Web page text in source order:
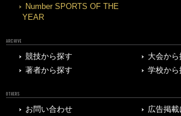
Number SPORTS OF THE
YEAR
ARCHIVE
競技から探す
大会から
著者から探す
学校から
OTHERS
お問い合わせ
広告掲